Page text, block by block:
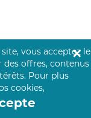
vous acceptez le
des offres, contenus
Pour plus
cookies,
✕